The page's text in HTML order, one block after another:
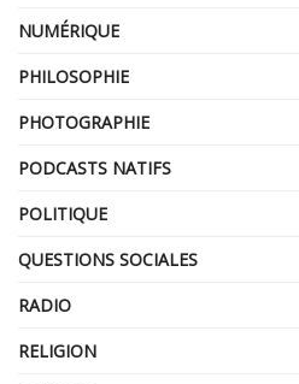
NUMÉRIQUE
PHILOSOPHIE
PHOTOGRAPHIE
PODCASTS NATIFS
POLITIQUE
QUESTIONS SOCIALES
RADIO
RELIGION